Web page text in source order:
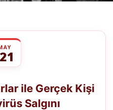
21
ile Gerçek Kişi
Salgını